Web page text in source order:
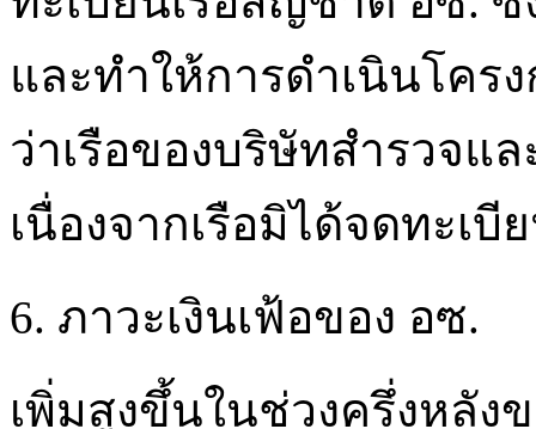
และทำให้การดำเนินโคร
ว่าเรือของบริษัทสำรวจแ
เนื่องจากเรือมิได้จดทะเ
6. ภาวะเงินเฟ้อของ อซ.
เพิ่มสูงขึ้นในช่วงครึ่งหลัง